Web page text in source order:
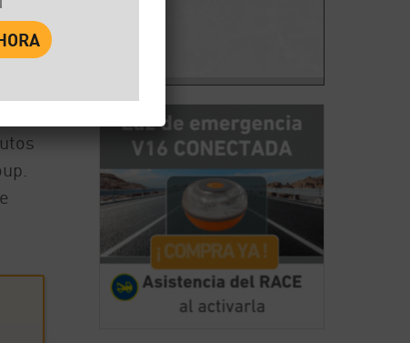
TwitterWhatsApp
y